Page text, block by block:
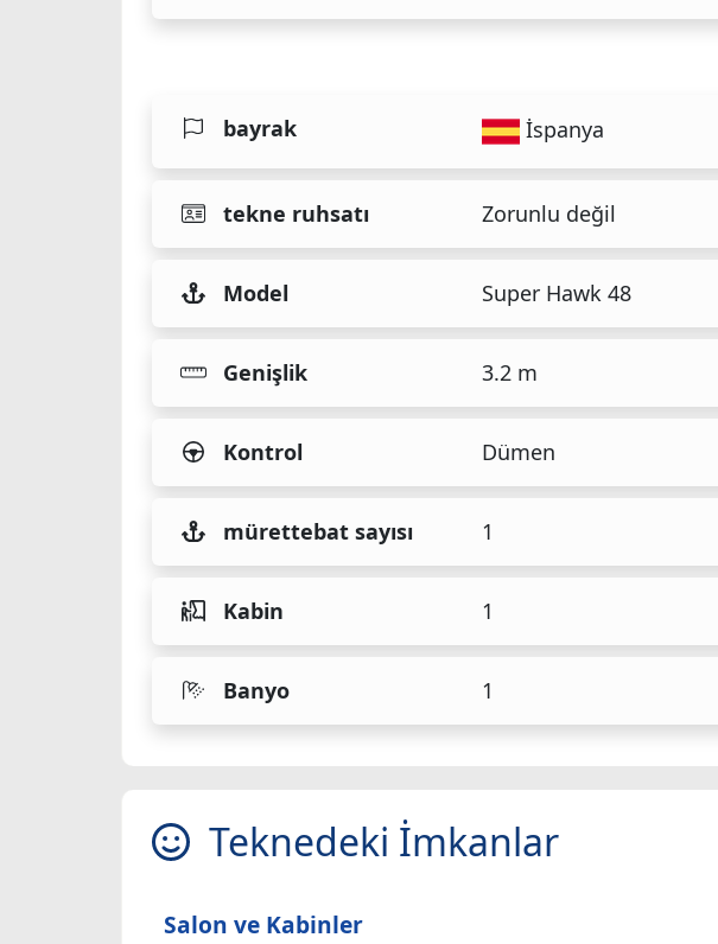
bayrak İspanya
tekne ruhsatı Zorunlu değil
Model Super Hawk 48
Genişlik 3.2 m
Kontrol Dümen
mürettebat sayısı 1
Kabin 1
Banyo 1
Teknedeki İmkanlar
Salon ve Kabinler